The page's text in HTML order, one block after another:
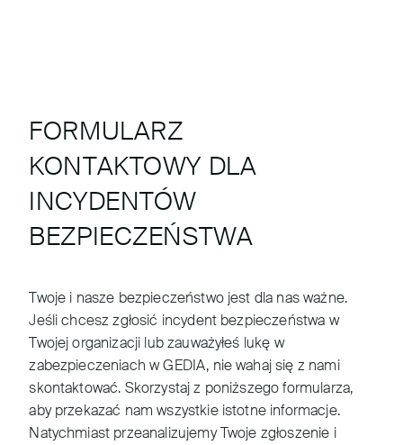
FORMULARZ
KONTAKTOWY DLA
INCYDENTÓW
BEZPIECZEŃSTWA
Twoje i nasze bezpieczeństwo jest dla nas ważne.
Jeśli chcesz zgłosić incydent bezpieczeństwa w
Twojej organizacji lub zauważyłeś lukę w
zabezpieczeniach w GEDIA, nie wahaj się z nami
skontaktować. Skorzystaj z poniższego formularza,
aby przekazać nam wszystkie istotne informacje.
Natychmiast przeanalizujemy Twoje zgłoszenie i